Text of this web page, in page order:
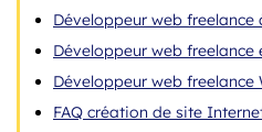
Développeur web freelance
Développeur web freelance
Développeur web freelance
FAQ création de site